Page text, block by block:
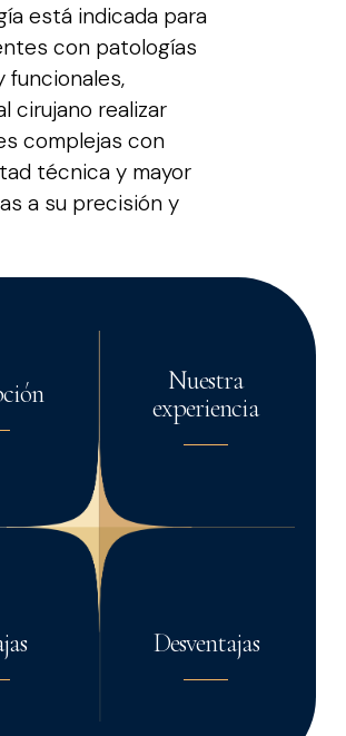
está indicada para
con patologías
funcionales,
cirujano realizar
complejas con
técnica y mayor
a su precisión y
Nuestra
experiencia
Desventajas